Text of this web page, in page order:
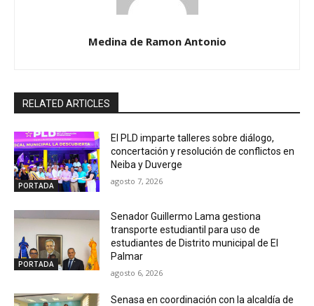
Medina de Ramon Antonio
RELATED ARTICLES
PORTADA
El PLD imparte talleres sobre diálogo,
concertación y resolución de conflictos en
Neiba y Duverge
agosto 7, 2026
PORTADA
Senador Guillermo Lama gestiona
transporte estudiantil para uso de
estudiantes de Distrito municipal de El
Palmar
agosto 6, 2026
Senasa en coordinación con la alcaldía de